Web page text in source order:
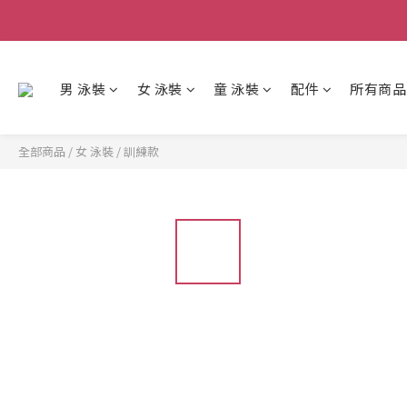
男 泳裝 女 泳裝 童 泳裝 配件 所有商品
全部商品 / 女 泳裝 /訓練款